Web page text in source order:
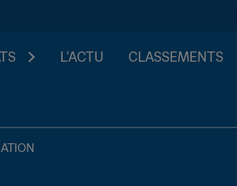
L'ACTU CLASSEMENTS